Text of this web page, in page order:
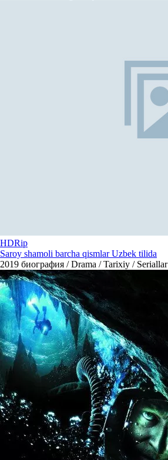
HDRip
Saroy shamoli barcha qismlar Uzbek tilida
2019 биография / Drama / Tarixiy / Seriallar